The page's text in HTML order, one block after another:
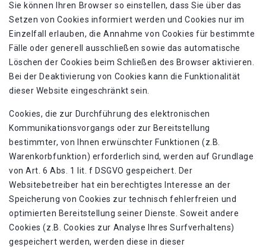
Sie können Ihren Browser so einstellen, dass Sie über das
Setzen von Cookies informiert werden und Cookies nur im
Einzelfall erlauben, die Annahme von Cookies für bestimmte
Fälle oder generell ausschließen sowie das automatische
Löschen der Cookies beim Schließen des Browser aktivieren.
Bei der Deaktivierung von Cookies kann die Funktionalität
dieser Website eingeschränkt sein.
Cookies, die zur Durchführung des elektronischen
Kommunikationsvorgangs oder zur Bereitstellung
bestimmter, von Ihnen erwünschter Funktionen (z.B.
Warenkorbfunktion) erforderlich sind, werden auf Grundlage
von Art. 6 Abs. 1 lit. f DSGVO gespeichert. Der
Websitebetreiber hat ein berechtigtes Interesse an der
Speicherung von Cookies zur technisch fehlerfreien und
optimierten Bereitstellung seiner Dienste. Soweit andere
Cookies (z.B. Cookies zur Analyse Ihres Surfverhaltens)
gespeichert werden, werden diese in dieser